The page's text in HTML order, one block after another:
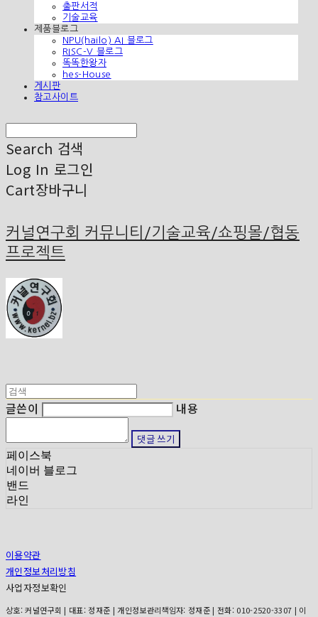
출판서적
기술교육
제품블로그
NPU(hailo) AI 블로그
RISC-V 블로그
똑똑한왕자
hes-House
게시판
참고사이트
Search 검색
Log In 로그인
Cart장바구니
커널연구회 커뮤니티/기술교육/쇼핑몰/협동
프로젝트
글쓴이 내용
댓글 쓰기
페이스북
네이버 블로그
밴드
라인
이용약관
개인정보처리방침
사업자정보확인
상호: 커널연구회 | 대표: 정재준 | 개인정보관리책임자: 정재준 | 전화: 010-2520-3307 | 이